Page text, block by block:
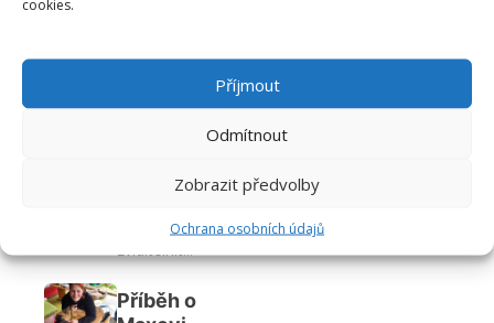
cookies.
Příjmout
Odmítnout
Zobrazit předvolby
Ochrana osobních údajů
za ocenění
je to taková
kterou se chtěl
zviditelnit...
Příběh o